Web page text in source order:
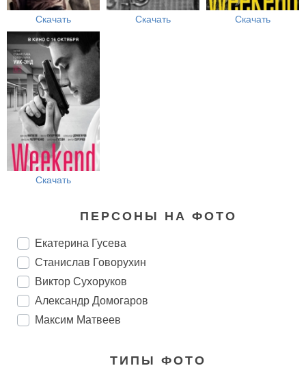
Скачать Скачать Скачать
Скачать
ПЕРСОНЫ НА ФОТО
Екатерина Гусева
Станислав Говорухин
Виктор Сухоруков
Александр Домогаров
Максим Матвеев
ТИПЫ ФОТО